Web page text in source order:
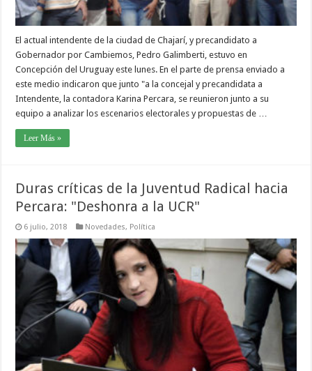
El actual intendente de la ciudad de Chajarí, y precandidato a
Gobernador por Cambiemos, Pedro Galimberti, estuvo en
Concepción del Uruguay este lunes. En el parte de prensa enviado a
este medio indicaron que junto "a la concejal y precandidata a
Intendente, la contadora Karina Percara, se reunieron junto a su
equipo a analizar los escenarios electorales y propuestas de …
Leer Más »
Duras críticas de la Juventud Radical hacia
Percara: "Deshonra a la UCR"
6 julio, 2018 Novedades, Política